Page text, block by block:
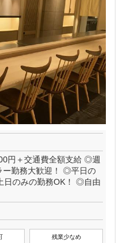
円＋交通費全額支給 ◎週
ー勤務大歓迎！ ◎平日の
日のみの勤務OK！ ◎自由
残業少なめ